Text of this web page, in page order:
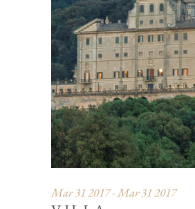
Mar 31 2017 - Mar 31 2017